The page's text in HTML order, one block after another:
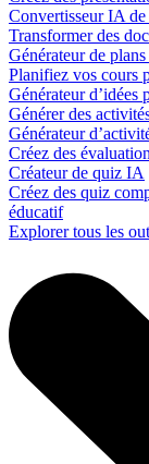
Convertisseur IA
Transformer des
Générateur de
Planifiez vos cours
Générateur d’idées
Générer des
Générateur
Créez des
Créateur de quiz IA
Créez des quiz
éducatif
Explorer tous les